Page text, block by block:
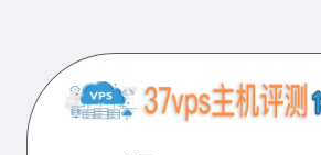
content